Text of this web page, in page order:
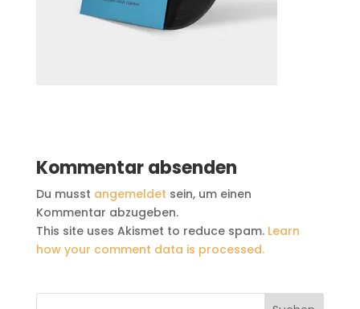
Kommentar absenden
Du musst angemeldet sein, um einen
Kommentar abzugeben.
This site uses Akismet to reduce spam. Learn
how your comment data is processed.